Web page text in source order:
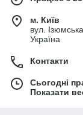
м. Київ
вул.
Україна
Контакти
Сьогодні
Показати